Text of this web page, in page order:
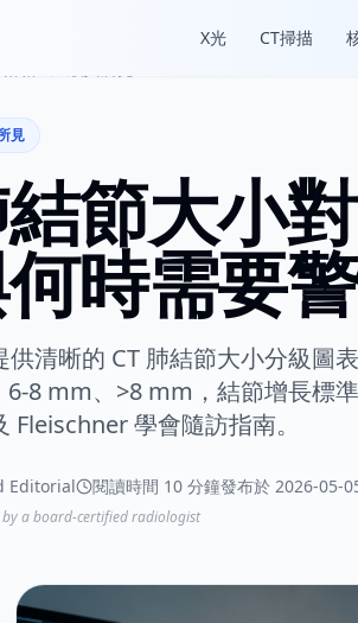
X光 CT掃描
見
節大小
時需要
供清晰的 CT 肺結節大小分級圖
8 mm、>8 mm，結節增長標
Fleischner 學會隨訪指南。
Editorial 閱讀時間 10 分鐘發布於 2026-05-
by a board-certified radiologist